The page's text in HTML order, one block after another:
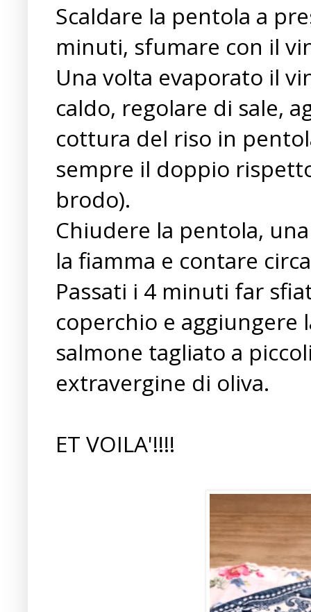
Scaldare la pentola a
minuti, sfumare con il
Una volta evaporato il
caldo, regolare di sale,
cottura del riso in
sempre il doppio
brodo).
Chiudere la pentola,
la fiamma e contare
Passati i 4 minuti far
coperchio e aggiungere
salmone tagliato a
extravergine di oliva.
ET VOILA'!!!!